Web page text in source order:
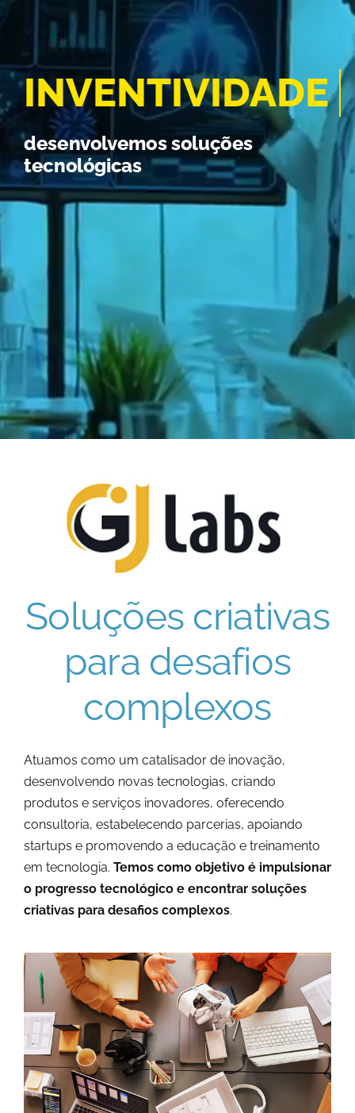
desenvolvemos soluções
tecnológicas
Soluções criativas
para desafios
complexos
Atuamos como um catalisador de inovação,
desenvolvendo novas tecnologias, criando
produtos e serviços inovadores, oferecendo
consultoria, estabelecendo parcerias, apoiando
startups e promovendo a educação e treinamento
em tecnologia. Temos como objetivo é impulsionar
o progresso tecnológico e encontrar soluções
criativas para desafios complexos.